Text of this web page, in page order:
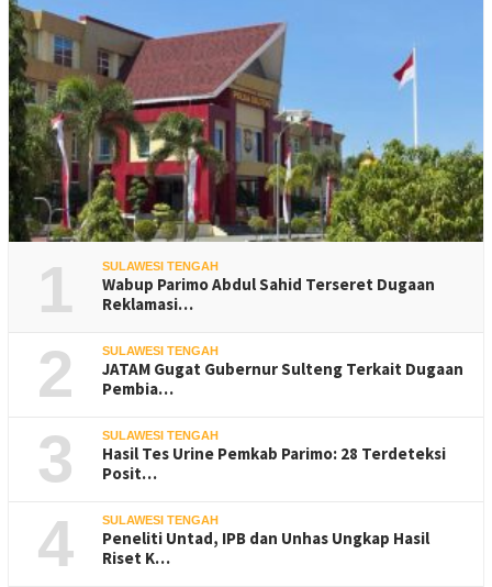
1 SULAWESI TENGAH
Wabup Parimo Abdul Sahid Terseret Dugaan
Reklamasi…
2 SULAWESI TENGAH
JATAM Gugat Gubernur Sulteng Terkait Dugaan
Pembia…
3 SULAWESI TENGAH
Hasil Tes Urine Pemkab Parimo: 28 Terdeteksi
Posit…
4 SULAWESI TENGAH
Peneliti Untad, IPB dan Unhas Ungkap Hasil
Riset K…